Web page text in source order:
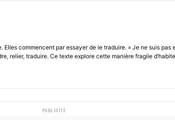
commencent par essayer de le traduire. » Je ne suis pas
relier, traduire. Ce texte explore cette manière fragile
PUBLICITÉ